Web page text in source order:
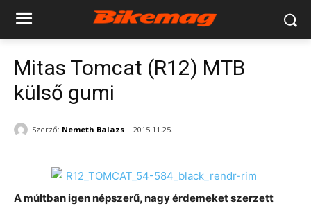
Mitas Tomcat (R12) MTB
külső gumi
Szerző: Nemeth Balazs 2015.11.25.
A múltban igen népszerű, nagy érdemeket szerzett